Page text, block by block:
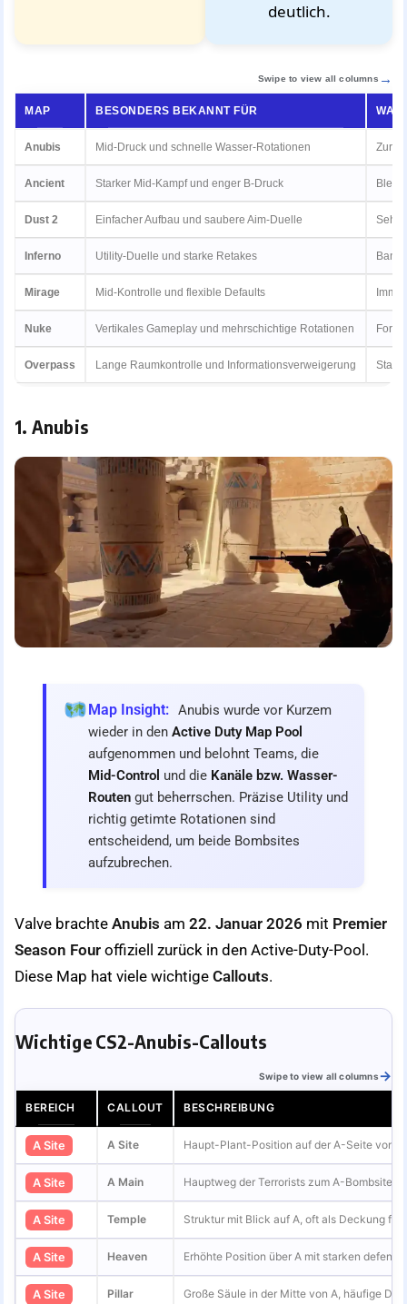
deutlich.
Swipe to view all columns
MAP BESONDERS BEKANNT FÜR
Anubis Mid-Druck und schnelle Wasser-Rotationen
Ancient Starker Mid-Kampf und enger B-Druck
Dust 2 Einfacher Aufbau und saubere Aim-Duelle Sehr
Inferno Utility-Duelle und starke Retakes
Mirage Mid-Kontrolle und flexible Defaults
Nuke Vertikales Gameplay und mehrschichtige Rotationen
Overpass Lange Raumkontrolle und Informationsverweigerung Stark
1. Anubis
Map Insight: Anubis wurde vor Kurzem
wieder in den Active Duty Map Pool
aufgenommen und belohnt Teams, die
Mid-Control und die Kanäle bzw. Wasser-
Routengut beherrschen. Präzise Utility und
richtig getimte Rotationen sind
entscheidend, um beide Bombsites
aufzubrechen.
Valve brachte Anubis am 22. Januar 2026 mit Premier
Season Four offiziell zurück in den Active-Duty-Pool.
Diese Map hat viele wichtige Callouts.
Wichtige CS2-Anubis-Callouts
Swipe to view all columns
BEREICH CALLOUT BESCHREIBUNG
A Site A Site Haupt-Plant-Position auf der A-Seite von
A Site A Main Hauptweg der Terrorists zum A-Bombsite.
A Site Temple Struktur mit Blick auf A, oft als Deckung für
A Site Heaven Erhöhte Position über A mit starken
A Site Pillar Große Säule in der Mitte von A, häufige